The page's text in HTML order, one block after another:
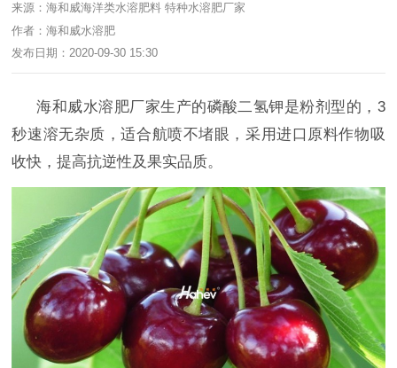
来源：海和威海洋类水溶肥料 特种水溶肥厂家
作者：海和威水溶肥
发布日期：2020-09-30 15:30
海和威水溶肥厂家生产的磷酸二氢钾是粉剂型的，3
秒速溶无杂质，适合航喷不堵眼，采用进口原料作物吸
收快，提高抗逆性及果实品质。